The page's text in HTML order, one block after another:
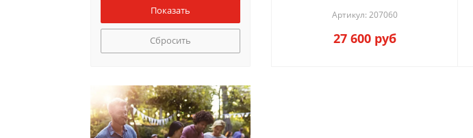
Артикул: 207060
27 600 руб
Сбросить